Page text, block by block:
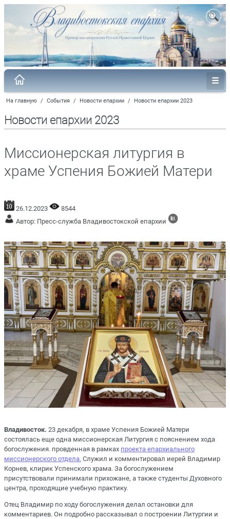
На главную / События / Новости епархии / Новости епархии 2023
Новости епархии 2023
Миссионерская литургия в
храме Успения Божией Матери
26.12.2023
8544
Автор: Пресс-служба Владивостокской епархии
Владивосток. 23 декабря, в храме Успения Божией Матери
состоялась еще одна миссионерская Литургия с пояснением хода
богослужения. провденная в рамках проекта епархиального
миссионерского отдела. Служил и комментировал иерей Владимир
Корнев, клирик Успенского храма. За богослужением
присутствовали принимали прихожане, а также студенты Духовного
центра, проходящие учебную практику.
Отец Владимир по ходу богослужения делал остановки для
комментариев. Он подробно рассказывал о построении Литургии и